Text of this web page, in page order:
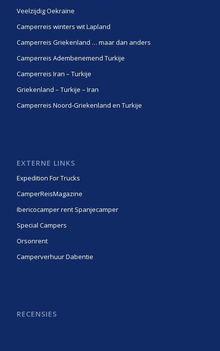
Veelzijdig Oekraïne
Camperreis winters wit Lapland
Camperreis Griekenland … maar dan anders
Camperreis Adembenemend Turkije
Camperreis Iran – Turkije
Griekenland – Turkije – Iran
Camperreis Noord-Griekenland en Turkije
EXTERNE LINKS
Expedition For Trucks
CamperReisMagazine
Ibericocamper rent Spanjecamper
Special Campers
Orsonrent
Camperverhuur Dabentie
RECENSIES